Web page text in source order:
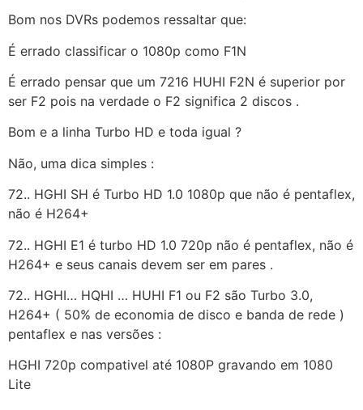
Bom nos DVRs podemos ressaltar que:
É errado classificar o 1080p como F1N
É errado pensar que um 7216 HUHI F2N é superior por
ser F2 pois na verdade o F2 significa 2 discos .
Bom e a linha Turbo HD e toda igual ?
Não, uma dica simples :
72.. HGHI SH é Turbo HD 1.0 1080p que não é pentaflex,
não é H264+
72.. HGHI E1 é turbo HD 1.0 720p não é pentaflex, não é
H264+ e seus canais devem ser em pares .
72.. HGHI… HQHI … HUHI F1 ou F2 são Turbo 3.0,
H264+ ( 50% de economia de disco e banda de rede )
pentaflex e nas versões :
HGHI 720p compativel até 1080P gravando em 1080
Lite